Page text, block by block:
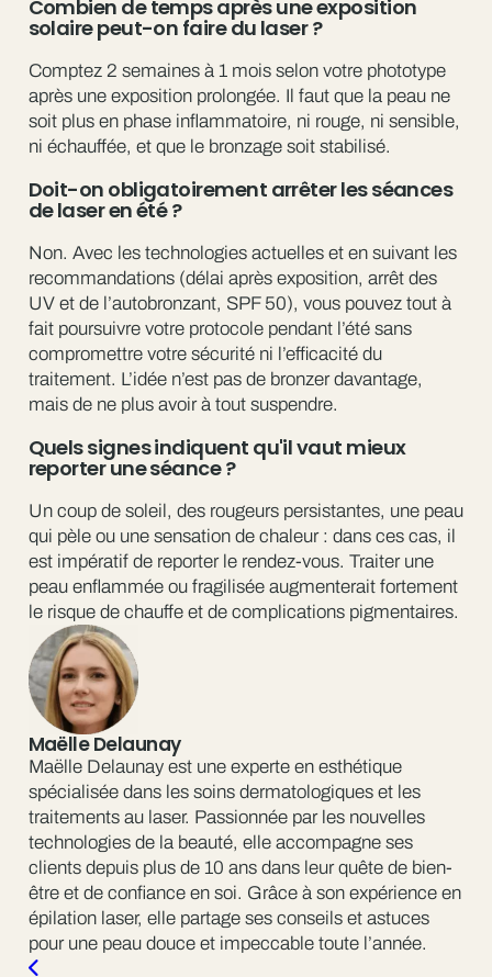
Combien de temps après une exposition
solaire peut-on faire du laser ?
Comptez 2 semaines à 1 mois selon votre phototype
après une exposition prolongée. Il faut que la peau ne
soit plus en phase inflammatoire, ni rouge, ni sensible,
ni échauffée, et que le bronzage soit stabilisé.
Doit-on obligatoirement arrêter les séances
de laser en été ?
Non. Avec les technologies actuelles et en suivant les
recommandations (délai après exposition, arrêt des
UV et de l’autobronzant, SPF 50), vous pouvez tout à
fait poursuivre votre protocole pendant l’été sans
compromettre votre sécurité ni l’efficacité du
traitement. L’idée n’est pas de bronzer davantage,
mais de ne plus avoir à tout suspendre.
Quels signes indiquent qu'il vaut mieux
reporter une séance ?
Un coup de soleil, des rougeurs persistantes, une peau
qui pèle ou une sensation de chaleur : dans ces cas, il
est impératif de reporter le rendez-vous. Traiter une
peau enflammée ou fragilisée augmenterait fortement
le risque de chauffe et de complications pigmentaires.
Maëlle Delaunay
Maëlle Delaunay est une experte en esthétique
spécialisée dans les soins dermatologiques et les
traitements au laser. Passionnée par les nouvelles
technologies de la beauté, elle accompagne ses
clients depuis plus de 10 ans dans leur quête de bien-
être et de confiance en soi. Grâce à son expérience en
épilation laser, elle partage ses conseils et astuces
pour une peau douce et impeccable toute l’année.